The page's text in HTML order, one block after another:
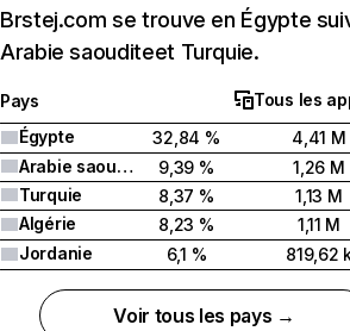
Brstej.com se trouve en Égypte
Arabie saouditeet Turquie.
Pays
Tous les
Égypte
32,84 %
4,41 M
Arabie saoudite
9,39 %
1,26 M
Turquie
8,37 %
1,13 M
Algérie
8,23 %
1,11 M
Jordanie
6,1 % 819,62
Voir tous les pays →